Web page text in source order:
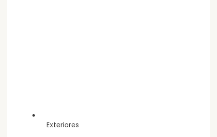
Exteriores